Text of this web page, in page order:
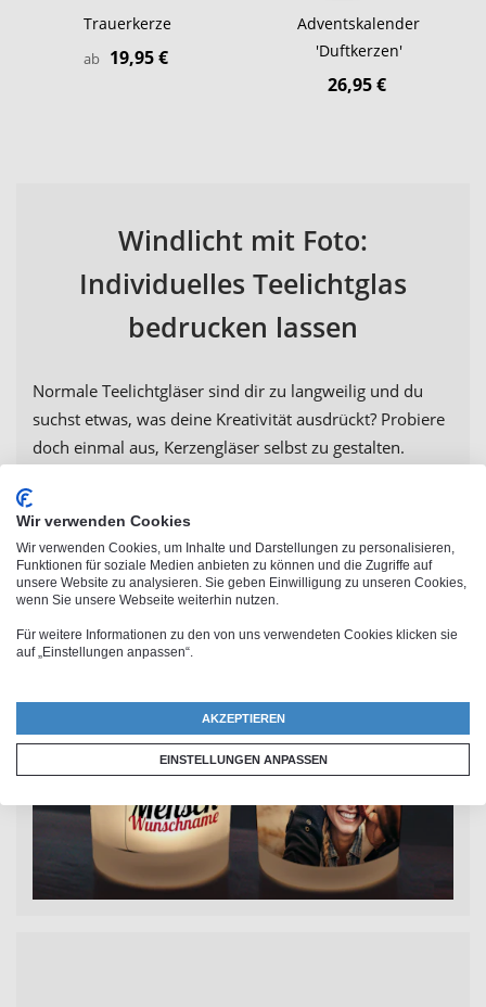
Trauerkerze
ab 19,95 €
Adventskalender
'Duftkerzen'
26,95 €
Windlicht mit Foto:
Individuelles Teelichtglas
bedrucken lassen
Normale Teelichtgläser sind dir zu langweilig und du
suchst etwas, was deine Kreativität ausdrückt? Probiere
doch einmal aus, Kerzengläser selbst zu gestalten.
ein Windlicht mit Namen oder mit Foto bedrucken
lassen. Aber auch als
romantischesLiebesgeschenkkönnen selbstgestaltete
Wir verwenden Cookies
Wir verwenden Cookies, um Inhalte und Darstellungen zu personalisieren,
Funktionen für soziale Medien anbieten zu können und die Zugriffe auf
unsere Website zu analysieren. Sie geben Einwilligung zu unseren Cookies,
wenn Sie unsere Webseite weiterhin nutzen.
Für weitere Informationen zu den von uns verwendeten Cookies klicken sie
auf „Einstellungen anpassen“.
AKZEPTIEREN
EINSTELLUNGEN ANPASSEN